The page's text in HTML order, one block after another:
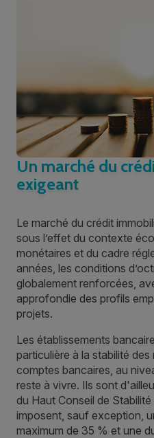
Un marché du
exigeant
Le marché du crédit
sous l’effet du contexte
monétaires et du cadre
années, les conditions
globalement renforcées,
approfondie des profils
projets.
Les établissements
particulière à la stabilité
comptes bancaires, au
reste à vivre. Ils sont
du Haut Conseil de
imposent, sauf exception,
maximum de 35 % et une